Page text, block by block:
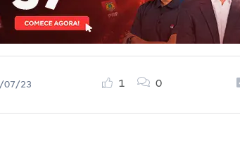
07/23
1 0